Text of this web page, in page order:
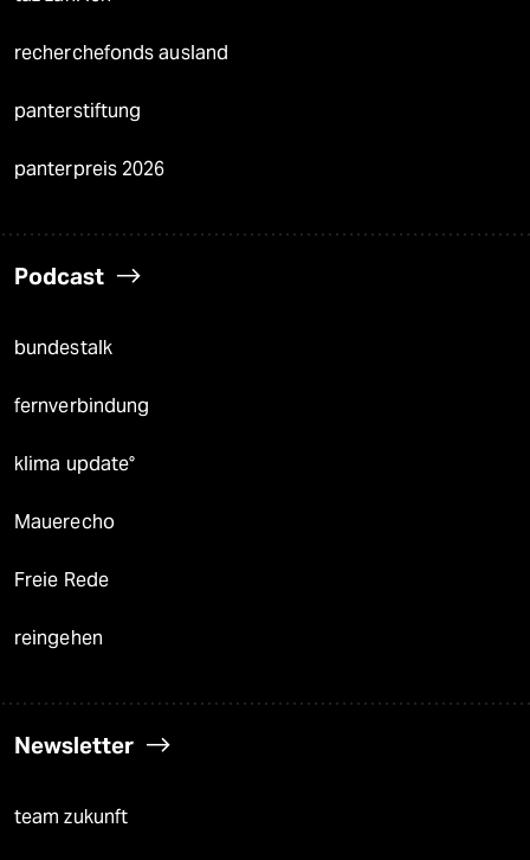
recherchefonds ausland
panterstiftung
panterpreis 2026
Podcast
bundestalk
fernverbindung
klima update°
Mauerecho
Freie Rede
reingehen
Newsletter
team zukunft